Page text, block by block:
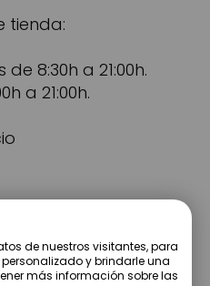
tienda:
de 8:30h a 21:00h.
a 21:00h.
de nuestros visitantes, para
y brindarle una
más información sobre las